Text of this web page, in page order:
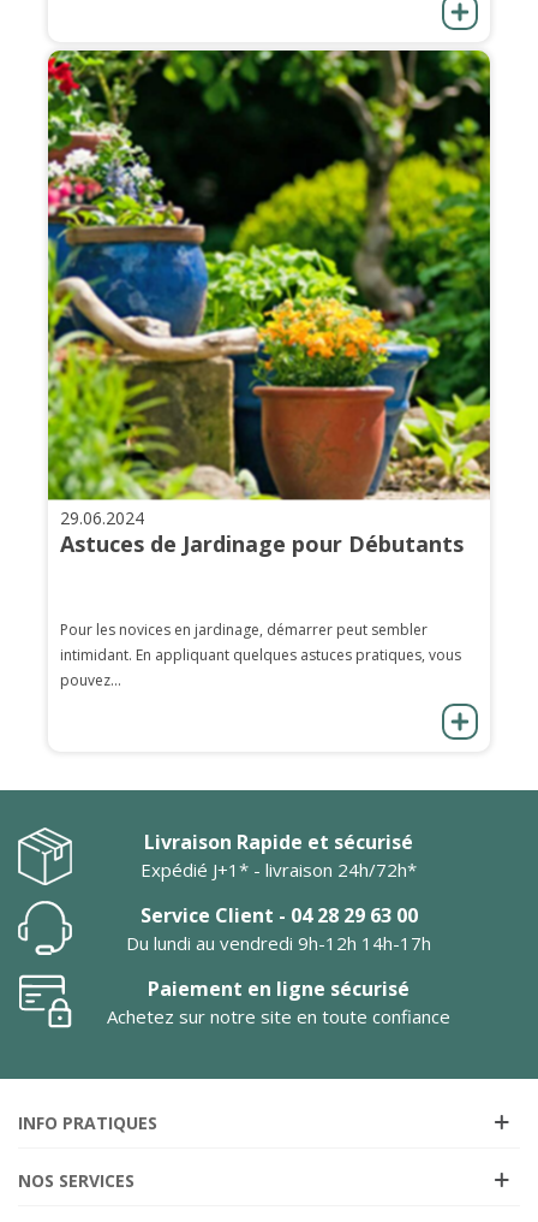
29.06.2024
Astuces de Jardinage pour Débutants
Pour les novices en jardinage, démarrer peut sembler
intimidant. En appliquant quelques astuces pratiques, vous
pouvez...
Livraison Rapide et sécurisé
Expédié J+1* - livraison 24h/72h*
Service Client - 04 28 29 63 00
Du lundi au vendredi 9h-12h 14h-17h
Paiement en ligne sécurisé
Achetez sur notre site en toute confiance
INFO PRATIQUES
NOS SERVICES